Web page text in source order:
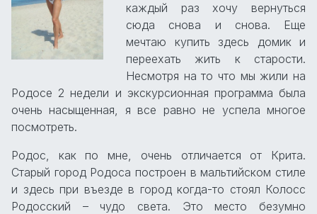
каждый раз хочу вернуться
сюда снова и снова. Еще
мечтаю купить здесь домик и
переехать жить к старости.
Несмотря на то что мы жили на
Родосе 2 недели и экскурсионная программа была
очень насыщенная, я все равно не успела многое
посмотреть.
Родос, как по мне, очень отличается от Крита.
Старый город Родоса построен в мальтийском стиле
и здесь при въезде в город когда-то стоял Колосс
Родосский – чудо света. Это место безумно